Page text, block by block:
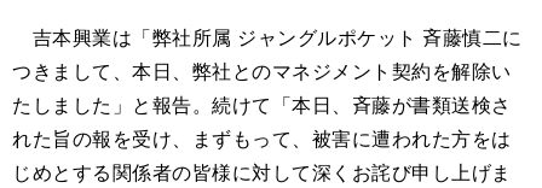
吉本興業は「弊社所属 ジャングルポケット 斉藤慎二に
つきまして、本日、弊社とのマネジメント契約を解除い
たしました」と報告。続けて「本日、斉藤が書類送検さ
れた旨の報を受け、まずもって、被害に遭われた方をは
じめとする関係者の皆様に対して深くお詫び申し上げま